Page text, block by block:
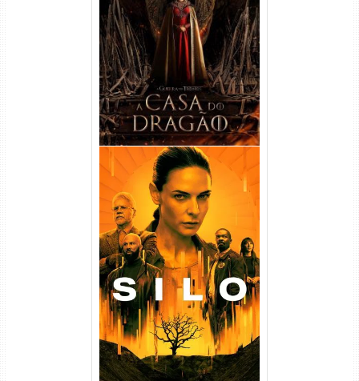
A Casa do Dragão 1ª
Temporada Torrent (2022)
WEB-DL 720p/1080p Dual
Áudio
Silo 1ª Temporada Torrent
(2023) WEB-DL
720p/1080p/4K Dual Áudio